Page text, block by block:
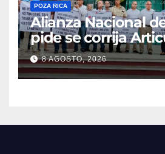
POZA RICA
Alianza Nacional
pide se corrija
8 AGOSTO, 2026